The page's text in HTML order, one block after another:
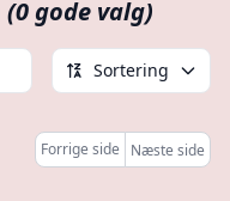
(0 gode valg)
Sortering
Forrige side Næste side